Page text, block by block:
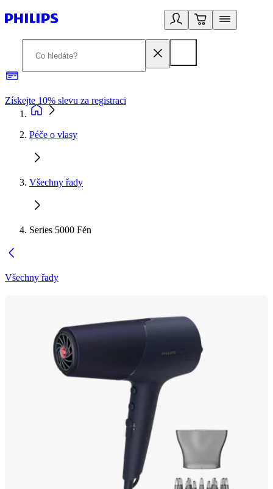
Získejte 10% slevu za registraci
Péče o vlasy
Všechny řady
Series 5000 Fén
Všechny řady